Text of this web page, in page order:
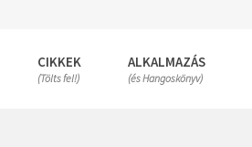
CIKKEK
(Tölts fel!)
ALKALMAZÁS
(és Hangoskönyv)